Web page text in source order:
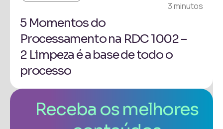
3 minutos
5 Momentos do
Processamento na RDC 1002 –
2 Limpeza é a base de todo o
processo
Receba os melhores